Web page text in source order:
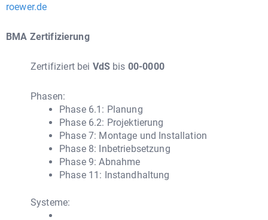
roewer.de
BMA Zertifizierung
Zertifiziert bei VdS bis 00-0000
Phasen:
Phase 6.1: Planung
Phase 6.2: Projektierung
Phase 7: Montage und Installation
Phase 8: Inbetriebsetzung
Phase 9: Abnahme
Phase 11: Instandhaltung
Systeme: